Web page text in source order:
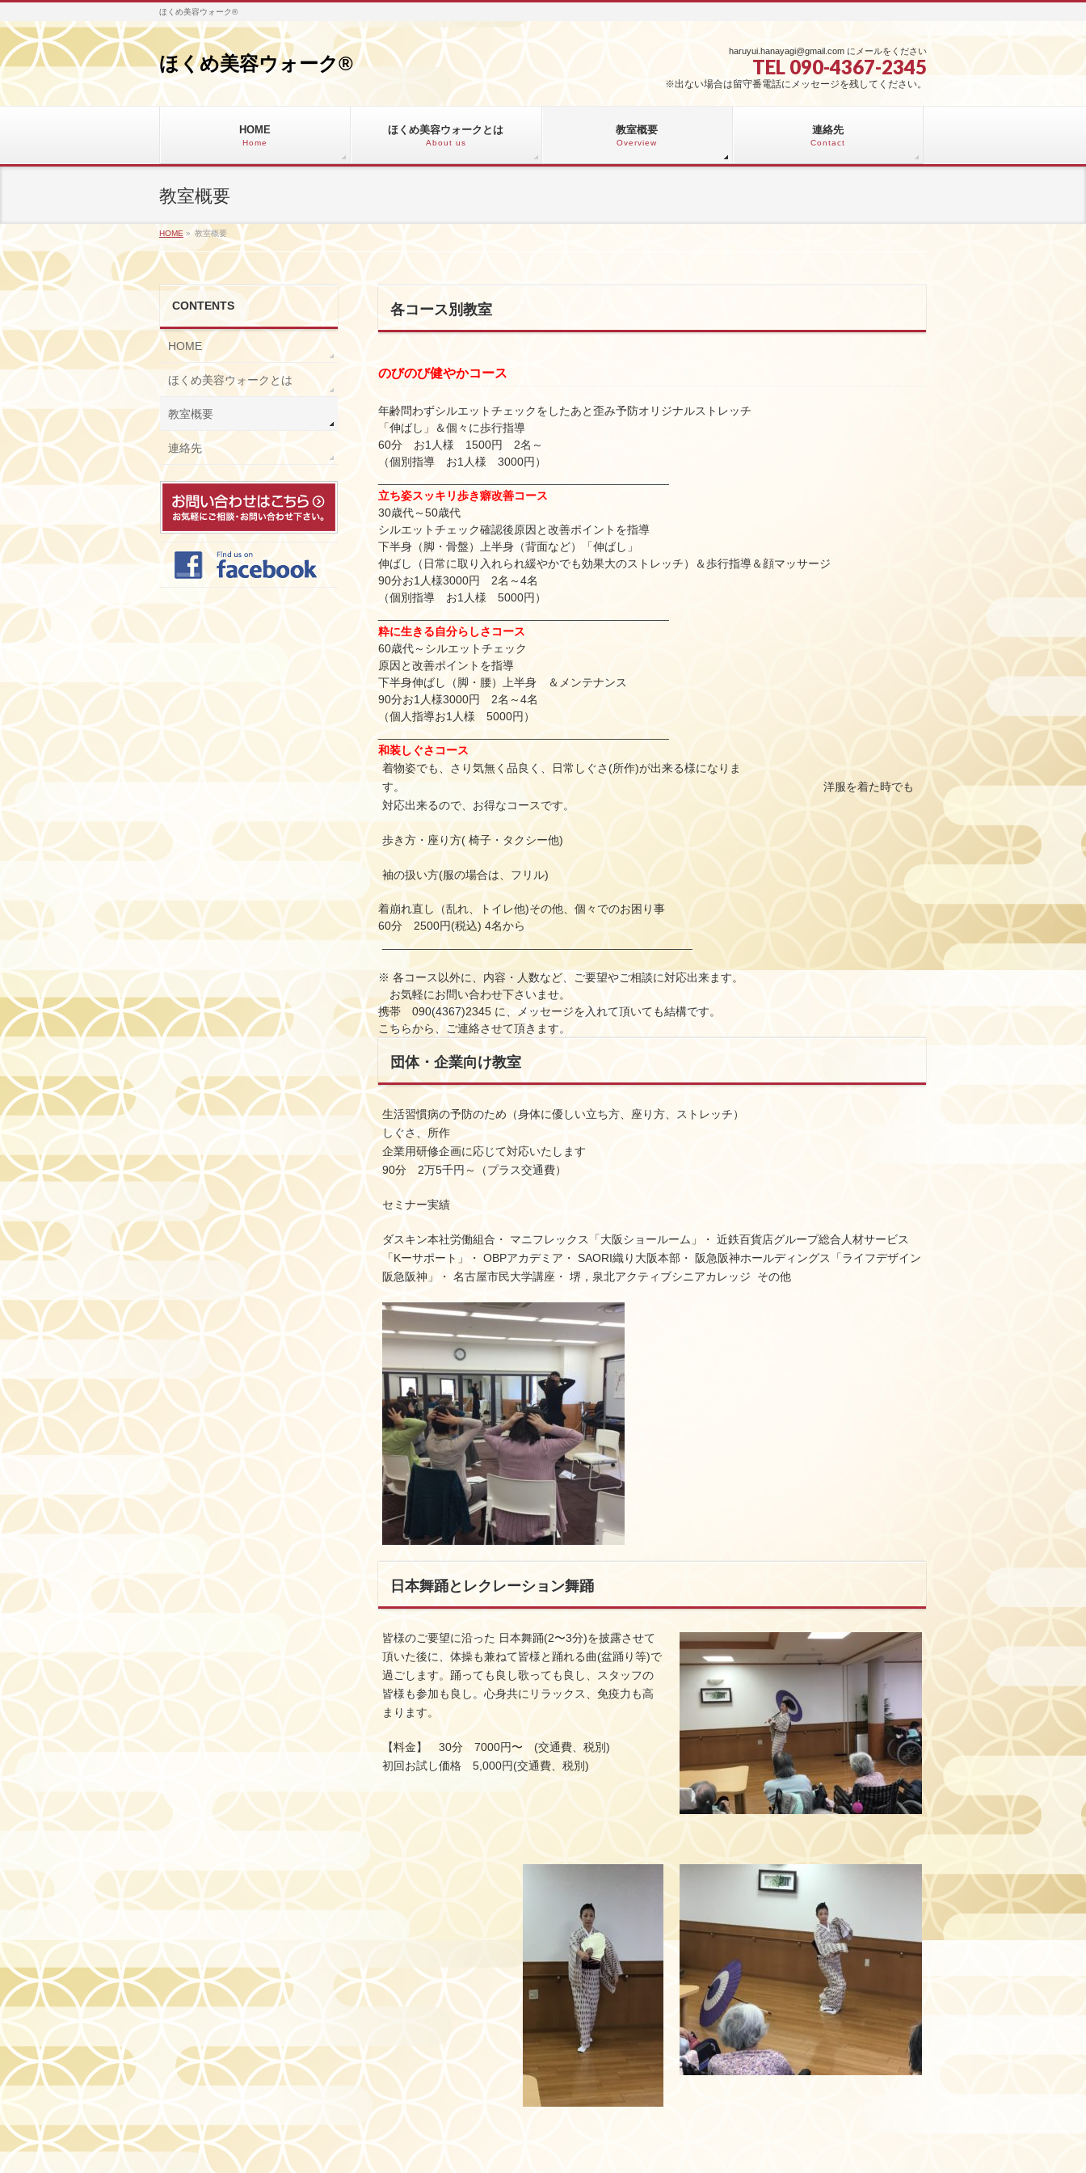
ほくめ美容ウォーク®
ほくめ美容ウォーク®
haruyui.hanayagi@gmail.com にメールをください
TEL 090-4367-2345
※出ない場合は留守番電話にメッセージを残してください。
HOME
Home
ほくめ美容ウォークとは
About us
教室概要
Overview
連絡先
Contact
教室概要
HOME » 教室概要
各コース別教室
のびのび健やかコース
年齢問わずシルエットチェックをしたあと歪み予防オリジナルストレッチ
「伸ばし」＆個々に歩行指導
60分 お1人様 1500円 2名～
（個別指導 お1人様 3000円）
立ち姿スッキリ歩き癖改善コース
30歳代～50歳代
シルエットチェック確認後原因と改善ポイントを指導
下半身（脚・骨盤）上半身（背面など）「伸ばし」
伸ばし（日常に取り入れられ緩やかでも効果大のストレッチ）＆歩行指導＆顔マッサージ
90分お1人様3000円 2名～4名
（個別指導 お1人様 5000円）
粋に生きる自分らしさコース
60歳代～シルエットチェック
原因と改善ポイントを指導
下半身伸ばし（脚・腰）上半身 ＆メンテナンス
90分お1人様3000円 2名～4名
（個人指導お1人様 5000円）
和装しぐさコース
着物姿でも、さり気無く品良く、日常しぐさ(所作)が出来る様になりま
す。 洋服を着た時でも
対応出来るので、お得なコースです。
歩き方・座り方( 椅子・タクシー他)
袖の扱い方(服の場合は、フリル)
着崩れ直し（乱れ、トイレ他)その他、個々でのお困り事
60分 2500円(税込) 4名から
______________________________
※ 各コース以外に、内容・人数など、 ご要望やご相談に対応出来ます。
お気軽にお問い合わせ下さいませ。
携帯 090(4367)2345 に、メッセージを入れて頂いても結構です。
こちらから、ご連絡させて頂きます。
団体・企業向け教室
生活習慣病の予防のため（身体に優しい立ち方、座り方、ストレッチ）
しぐさ、所作
企業用研修企画に応じて対応いたします
90分 2万5千円～（プラス交通費）
セミナー実績
ダスキン本社労働組合・ マニフレックス「大阪ショールーム」・ 近鉄百貨店グループ総合人材サービス
「Kーサポート」・ OBPアカデミア・ SAORI織り大阪本部・ 阪急阪神ホールディングス「ライフデザイン
阪急阪神」・ 名古屋市民大学講座・ 堺，泉北アクティブシニアカレッジ その他
日本舞踊とレクレーション舞踊
皆様のご要望に沿った 日本舞踊(2〜3分)を披露させて
頂いた後に、体操も兼ねて皆様と踊れる曲(盆踊り等)で
過ごします。踊っても良し歌っても良し、スタッフの
皆様も参加も良し。心身共にリラックス、免疫力も高
まります。
【料金】 30分 7000円〜 (交通費、税別)
初回お試し価格 5,000円(交通費、税別)
CONTENTS
HOME
ほくめ美容ウォークとは
教室概要
連絡先